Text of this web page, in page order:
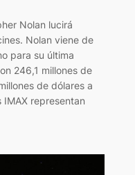
Nolan lucirá
Nolan viene de
para su última
246,1 millones de
de dólares a
representan